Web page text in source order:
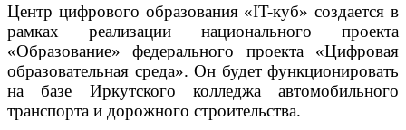
Центр цифрового образования «IT-куб» создается в
рамках реализации национального проекта
«Образование» федерального проекта «Цифровая
образовательная среда». Он будет функционировать
на базе Иркутского колледжа автомобильного
транспорта и дорожного строительства.